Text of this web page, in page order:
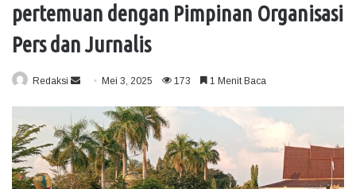
pertemuan dengan Pimpinan Organisasi
Pers dan Jurnalis
Redaksi
n
d
a
n
Mei 3, 2025 173 1 Menit Baca